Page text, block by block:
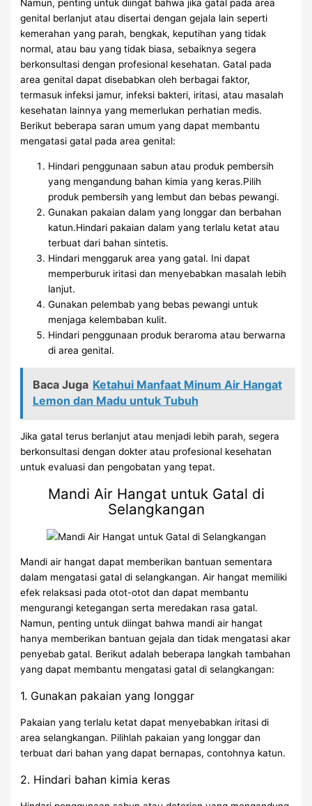
Namun, penting untuk diingat bahwa jika gatal pada area
genital berlanjut atau disertai dengan gejala lain seperti
kemerahan yang parah, bengkak, keputihan yang tidak
normal, atau bau yang tidak biasa, sebaiknya segera
berkonsultasi dengan profesional kesehatan. Gatal pada
area genital dapat disebabkan oleh berbagai faktor,
termasuk infeksi jamur, infeksi bakteri, iritasi, atau masalah
kesehatan lainnya yang memerlukan perhatian medis.
Berikut beberapa saran umum yang dapat membantu
mengatasi gatal pada area genital:
Hindari penggunaan sabun atau produk pembersih
yang mengandung bahan kimia yang keras.Pilih
produk pembersih yang lembut dan bebas pewangi.
Gunakan pakaian dalam yang longgar dan berbahan
katun.Hindari pakaian dalam yang terlalu ketat atau
terbuat dari bahan sintetis.
Hindari menggaruk area yang gatal. Ini dapat
memperburuk iritasi dan menyebabkan masalah lebih
lanjut.
Gunakan pelembab yang bebas pewangi untuk
menjaga kelembaban kulit.
Hindari penggunaan produk beraroma atau berwarna
di area genital.
Baca Juga Ketahui Manfaat Minum Air Hangat
Lemon dan Madu untuk Tubuh
Jika gatal terus berlanjut atau menjadi lebih parah, segera
berkonsultasi dengan dokter atau profesional kesehatan
untuk evaluasi dan pengobatan yang tepat.
Mandi Air Hangat untuk Gatal di
Selangkangan
Mandi air hangat dapat memberikan bantuan sementara
dalam mengatasi gatal di selangkangan. Air hangat memiliki
efek relaksasi pada otot-otot dan dapat membantu
mengurangi ketegangan serta meredakan rasa gatal.
Namun, penting untuk diingat bahwa mandi air hangat
hanya memberikan bantuan gejala dan tidak mengatasi akar
penyebab gatal. Berikut adalah beberapa langkah tambahan
yang dapat membantu mengatasi gatal di selangkangan:
1. Gunakan pakaian yang longgar
Pakaian yang terlalu ketat dapat menyebabkan iritasi di
area selangkangan. Pilihlah pakaian yang longgar dan
terbuat dari bahan yang dapat bernapas, contohnya katun.
2. Hindari bahan kimia keras